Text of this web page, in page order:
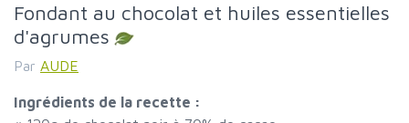
Fondant au chocolat et huiles essentielles
d'agrumes
Par AUDE
Ingrédients de la recette :